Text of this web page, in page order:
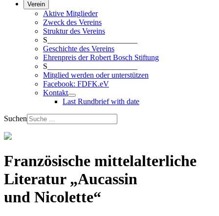
Verein
Aktive Mitglieder
Zweck des Vereins
Struktur des Vereins
S_______________________
Geschichte des Vereins
Ehrenpreis der Robert Bosch Stiftung
S_______________________
Mitglied werden oder unterstützen
Facebook: FDFK.eV
Kontakt
Last Rundbrief with date
Suchen
Französische mittelalterliche
Literatur „Aucassin
und Nicolette“